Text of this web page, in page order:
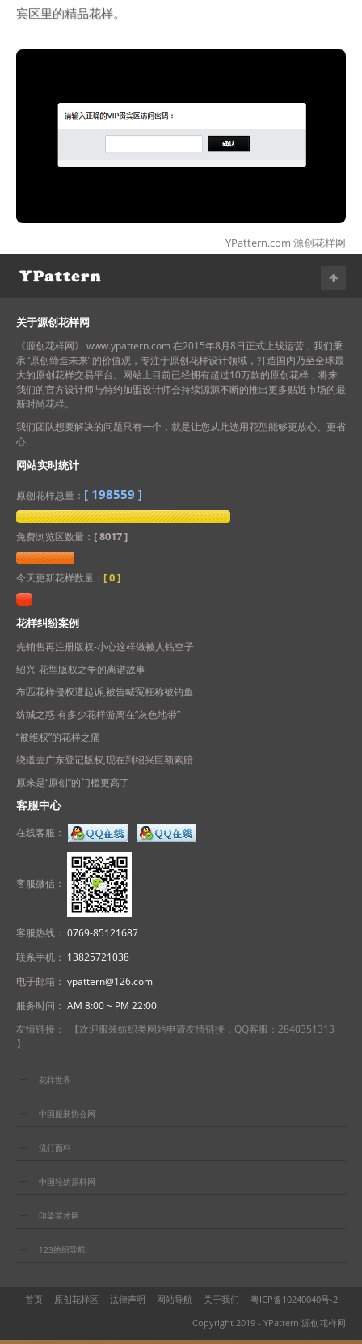
宾区里的精品花样。
YPattern.com 源创花样网
关于源创花样网
《源创花样网》 www.ypattern.com 在2015年8月8日正式上线运营，我们秉
承 ‘原创缔造未来’ 的价值观，专注于原创花样设计领域，打造国内乃至全球最
大的原创花样交易平台。网站上目前已经拥有超过10万款的原创花样，将来
我们的官方设计师与特约加盟设计师会持续源源不断的推出更多贴近市场的最
新时尚花样。
我们团队想要解决的问题只有一个，就是让您从此选用花型能够更放心、更省
心.
网站实时统计
原创花样总量： [ 198559 ]
免费浏览区数量： [ 8017 ]
今天更新花样数量： [0]
花样纠纷案例
先销售再注册版权-小心这样做被人钻空子
绍兴-花型版权之争的离谱故事
布匹花样侵权遭起诉,被告喊冤枉称被钓鱼
纺城之惑 有多少花样游离在“灰色地带”
“被维权”的花样之痛
绕道去广东登记版权,现在到绍兴巨额索赔
原来是“原创”的门槛更高了
客服中心
在线客服：
客服微信：
客服热线： 0769-85121687
联系手机： 13825721038
电子邮箱： ypattern@126.com
服务时间： AM 8:00 ~ PM 22:00
友情链接： 【欢迎服装纺织类网站申请友情链接，QQ客服：2840351313
】
花样世界
中国服装协会网
流行面料
中国轻纺原料网
印染英才网
123纺织导航
首页 原创花样区 法律声明 网站导航 关于我们
粤ICP备10240040号-2
Copyright 2019 - YPattern 源创花样网